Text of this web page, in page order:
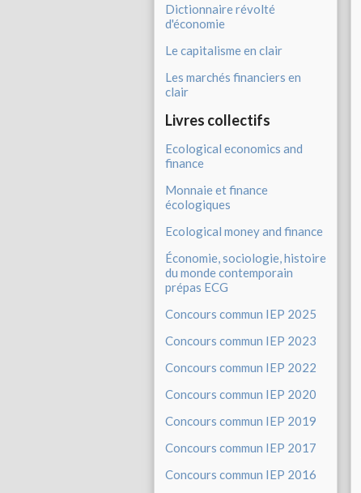
Dictionnaire révolté
d'économie
Le capitalisme en clair
Les marchés financiers en
clair
Livres collectifs
Ecological economics and
finance
Monnaie et finance
écologiques
Ecological money and finance
Économie, sociologie, histoire
du monde contemporain
prépas ECG
Concours commun IEP 2025
Concours commun IEP 2023
Concours commun IEP 2022
Concours commun IEP 2020
Concours commun IEP 2019
Concours commun IEP 2017
Concours commun IEP 2016